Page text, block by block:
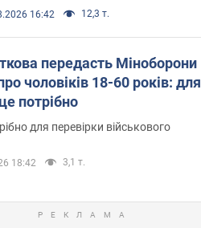
16:42 12,3 т.
передасть Міноборони
чоловіків 18-60 років: для
потрібно
для перевірки військового
18:42 3,1 т.